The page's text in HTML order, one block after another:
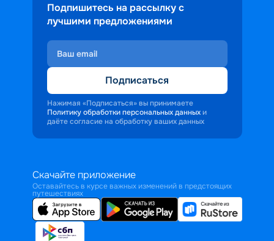
Подпишитесь на рассылку с
лучшими предложениями
Подписаться
Нажимая «Подписаться» вы принимаете
Политику обработки персональных данных и
даёте согласие на обработку ваших данных
Скачайте приложение
Оставайтесь в курсе важных изменений в предстоящих
путешествиях